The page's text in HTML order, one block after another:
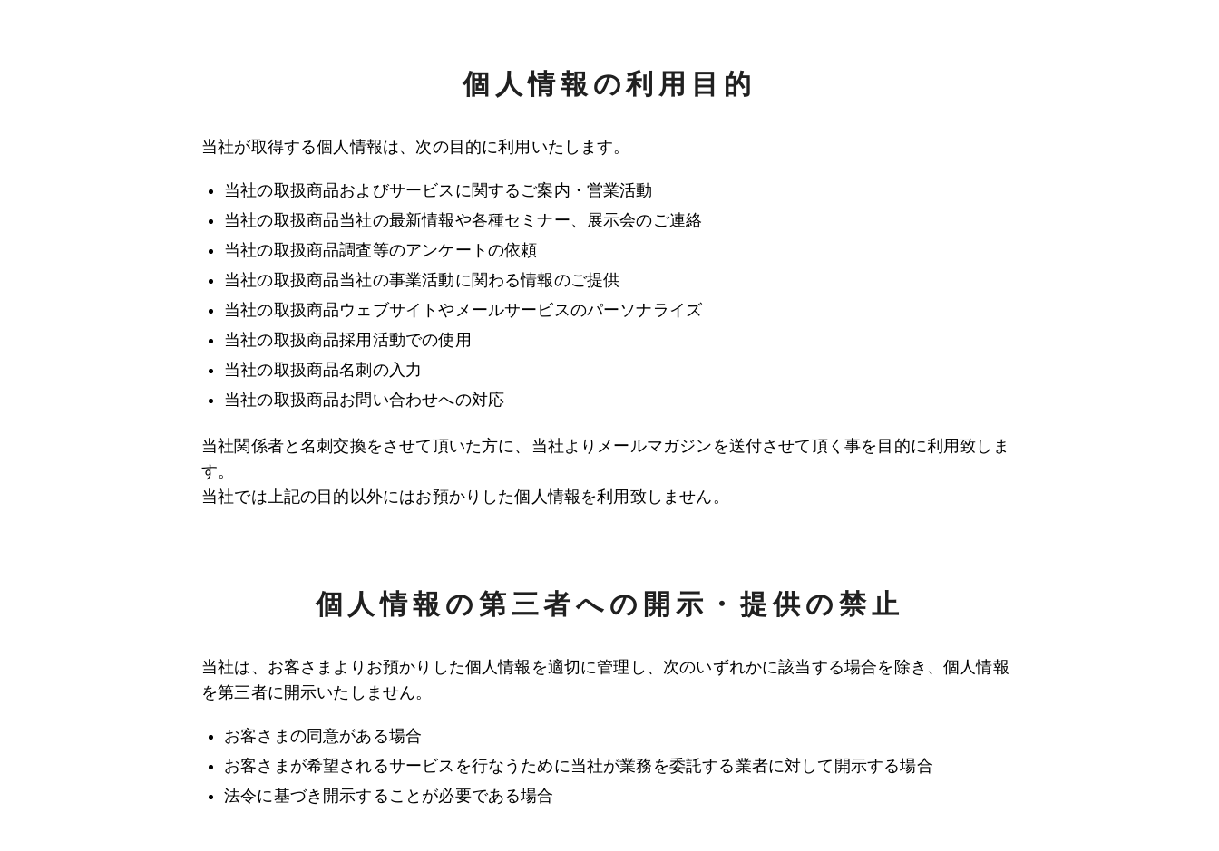
個人情報の利用目的
当社が取得する個人情報は、次の目的に利用いたします。
当社の取扱商品およびサービスに関するご案内・営業活動
当社の取扱商品当社の最新情報や各種セミナー、展示会のご連絡
当社の取扱商品調査等のアンケートの依頼
当社の取扱商品当社の事業活動に関わる情報のご提供
当社の取扱商品ウェブサイトやメールサービスのパーソナライズ
当社の取扱商品採用活動での使用
当社の取扱商品名刺の入力
当社の取扱商品お問い合わせへの対応
当社関係者と名刺交換をさせて頂いた方に、当社よりメールマガジンを送付させて頂く事を目的に利用致しま
す。
当社では上記の目的以外にはお預かりした個人情報を利用致しません。
個人情報の第三者への開示・提供の禁止
当社は、お客さまよりお預かりした個人情報を適切に管理し、次のいずれかに該当する場合を除き、個人情報
を第三者に開示いたしません。
お客さまの同意がある場合
お客さまが希望されるサービスを行なうために当社が業務を委託する業者に対して開示する場合
法令に基づき開示することが必要である場合